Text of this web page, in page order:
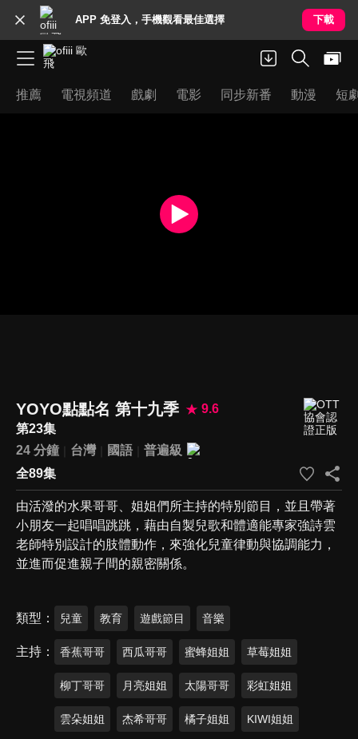
APP 免登入，手機觀看最佳選擇 下載
推薦 電視頻道 戲劇 電影 同步新番 動漫 短
YOYO點點名 第十九季
9.6
第23集
24 分鐘
台灣 國語
普遍級
全89集
由活潑的水果哥哥、姐姐們所主持的特別節目，並且帶著
小朋友一起唱唱跳跳，藉由自製兒歌和體適能專家強詩雲
老師特別設計的肢體動作，來強化兒童律動與協調能力，
並進而促進親子間的親密關係。
類型 兒童 教育 遊戲節目 音樂
主持 香蕉哥哥 西瓜哥哥 蜜蜂姐姐 草莓姐姐
柳丁哥哥 月亮姐姐 太陽哥哥 彩虹姐姐
雲朵姐姐 杰希哥哥 橘子姐姐 KIWI姐姐